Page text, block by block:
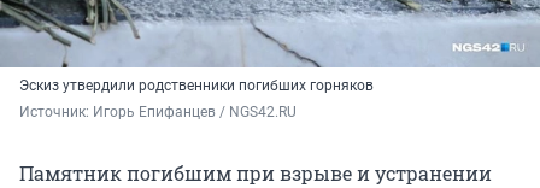
Эскиз утвердили родственники погибших горняков
Источник: Игорь Епифанцев / NGS42.RU
Памятник погибшим при взрыве и устранении